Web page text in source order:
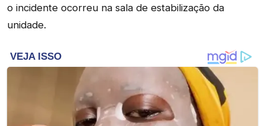
o incidente ocorreu na sala de estabilização da
unidade.